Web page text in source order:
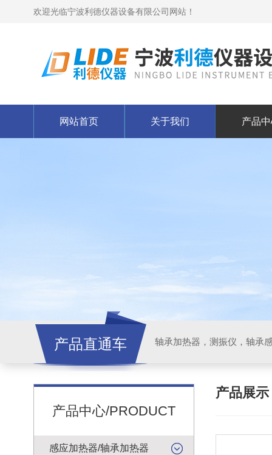
欢迎光临宁波利德仪器设备有限公司网站！
网站首页 关于我们 产品
产品直通车 轴承加热器，测振仪，轴承
产品中心/PRODUCT
感应加热器/轴承加热器
产品展示